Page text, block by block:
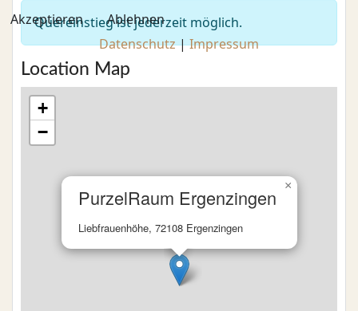
Quereinstieg ist jederzeit möglich.
Location Map
PurzelRaum Ergenzingen
Liebfrauenhöhe, 72108 Ergenzingen
×
+
−
Akzeptieren
Ablehnen
Datenschutz|Impressum